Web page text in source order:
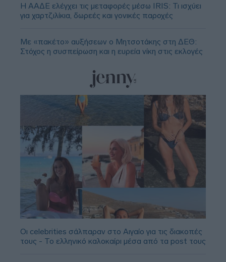
Η ΑΑΔΕ ελέγχει τις μεταφορές μέσω IRIS: Τι ισχύει
για χαρτζιλίκια, δωρεές και γονικές παροχές
Με «πακέτο» αυξήσεων ο Μητσοτάκης στη ΔΕΘ:
Στόχος η συσπείρωση και η ευρεία νίκη στις εκλογές
Οι celebrities σάλπαραν στο Αιγαίο για τις διακοπές
τους - Το ελληνικό καλοκαίρι μέσα από τα post τους